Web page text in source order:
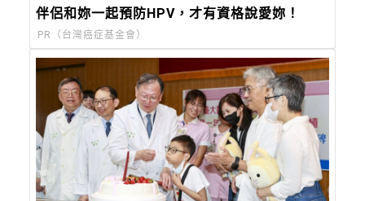
伴侶和妳一起預防HPV，才有資格說愛妳！
PR（台灣癌症基金會）